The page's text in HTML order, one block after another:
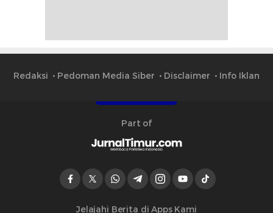
Redaksi Pedoman Media Siber Disclaimer Info Iklan
Part of
Jelajahi Berita di Apps Kami